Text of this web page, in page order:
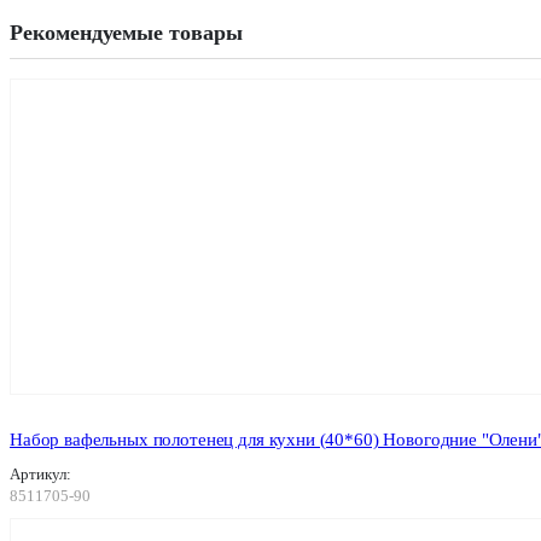
Рекомендуемые товары
Набор вафельных полотенец для кухни (40*60) Новогодние
Артикул:
8511705-90